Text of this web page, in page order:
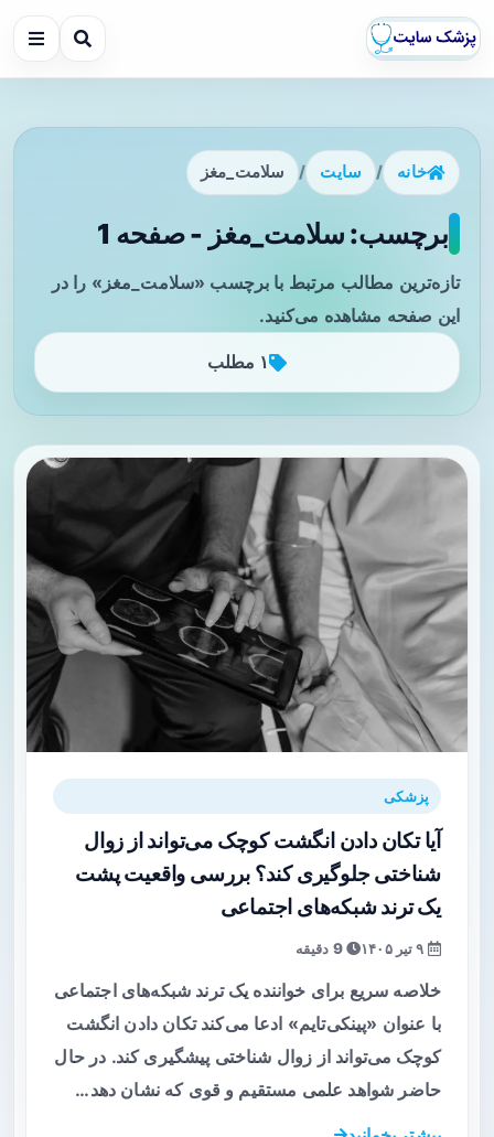
خانه / سایت / سلامت_مغز
برچسب: سلامت_مغز - صفحه 1
تازه‌ترین مطالب مرتبط با برچسب «سلامت_مغز» را در
این صفحه مشاهده می‌کنید.
۱ مطلب
پزشکی
آیا تکان دادن انگشت کوچک می‌تواند از زوال
شناختی جلوگیری کند؟ بررسی واقعیت پشت
یک ترند شبکه‌های اجتماعی
9 دقیقه
خلاصه سریع برای خواننده یک ترند شبکه‌های اجتماعی
با عنوان «پینکی‌تایم» ادعا می‌کند تکان دادن انگشت
کوچک می‌تواند از زوال شناختی پیشگیری کند. در حال
حاضر شواهد علمی مستقیم و قوی که نشان دهد…